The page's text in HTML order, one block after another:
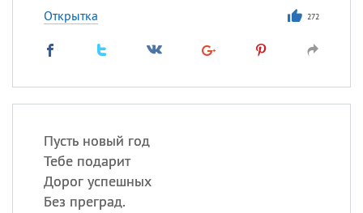
Открытка 272
Пусть новый год
Тебе подарит
Дорог успешных
Без преград.